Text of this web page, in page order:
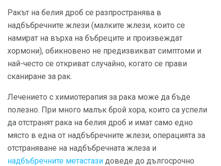
Ракът на белия дроб се разпространява в
надбъбречните жлези (малките жлези, които се
намират на върха на бъбреците и произвеждат
хормони), обикновено не предизвикват симптоми и
най-често се откриват случайно, когато се прави
сканиране за рак.
Лечението с химиотерапия за рака може да бъде
полезно. При много малък брой хора, които са успели
да отстранят рака на белия дроб и имат само едно
място в една от надбъбречните жлези, операцията за
отстраняване на надбъбречната жлеза и
надбъбречните метастази доведе до дългосрочно